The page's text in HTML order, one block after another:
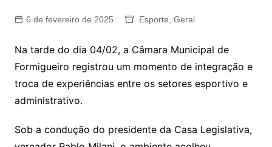
6 de fevereiro de 2025 Esporte Geral
Na tarde do dia 04/02, a Câmara Municipal de
Formigueiro registrou um momento de integração e
troca de experiências entre os setores esportivo e
administrativo.
Sob a condução do presidente da Casa Legislativa,